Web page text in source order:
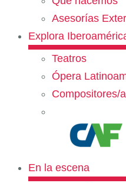
Asesorías
Explora
Teatros
Ópera
Compositores/
En la escena